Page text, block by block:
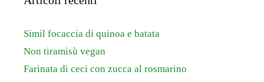
Simil focaccia di quinoa e batata
Non tiramisù vegan
Farinata di ceci con zucca al rosmarino